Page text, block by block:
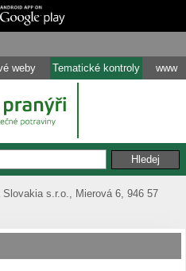
weby Tematické kontroly www
Slovakia s.r.o., Mierová 6, 946 57